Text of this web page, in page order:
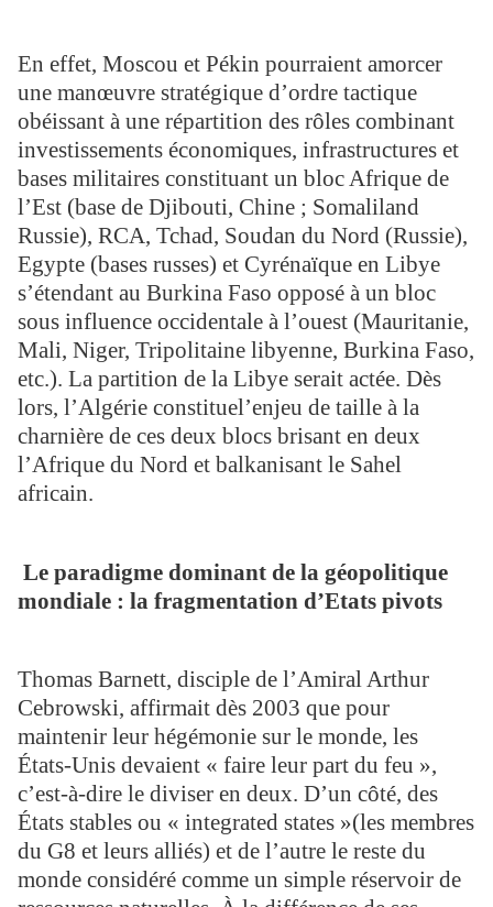
En effet, Moscou et Pékin pourraient amorcer
une manœuvre stratégique d’ordre tactique
obéissant à une répartition des rôles combinant
investissements économiques, infrastructures et
bases militaires constituant un bloc Afrique de
l’Est (base de Djibouti, Chine ; Somaliland
Russie), RCA, Tchad, Soudan du Nord (Russie),
Egypte (bases russes) et Cyrénaïque en Libye
s’étendant au Burkina Faso opposé à un bloc
sous influence occidentale à l’ouest (Mauritanie,
Mali, Niger, Tripolitaine libyenne, Burkina Faso,
etc.). La partition de la Libye serait actée. Dès
lors, l’Algérie constituel’enjeu de taille à la
charnière de ces deux blocs brisant en deux
l’Afrique du Nord et balkanisant le Sahel
africain.
Le paradigme dominant de la géopolitique
mondiale : la fragmentation d’Etats pivots
Thomas Barnett, disciple de l’Amiral Arthur
Cebrowski, affirmait dès 2003 que pour
maintenir leur hégémonie sur le monde, les
États-Unis devaient « faire leur part du feu »,
c’est-à-dire le diviser en deux. D’un côté, des
États stables ou « integrated states »(les membres
du G8 et leurs alliés) et de l’autre le reste du
monde considéré comme un simple réservoir de